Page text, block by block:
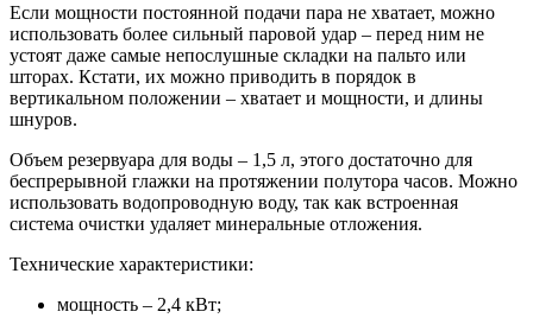
Если мощности постоянной подачи пара не хватает, можно
использовать более сильный паровой удар – перед ним не
устоят даже самые непослушные складки на пальто или
шторах. Кстати, их можно приводить в порядок в
вертикальном положении – хватает и мощности, и длины
шнуров.
Объем резервуара для воды – 1,5 л, этого достаточно для
беспрерывной глажки на протяжении полутора часов. Можно
использовать водопроводную воду, так как встроенная
система очистки удаляет минеральные отложения.
Технические характеристики:
мощность – 2,4 кВт;